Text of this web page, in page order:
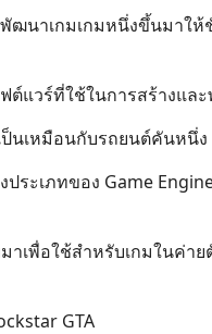
ฒนาเกมเกมหนึ่งขึ้นมาใ
ต์แวร์ที่ใช้ในการสร้างแล
ป็นเหมือนกับรถยนต์คันหนึ่
ประเภทของ Game
เพื่อใช้สำหรับเกมในค่า
GTA